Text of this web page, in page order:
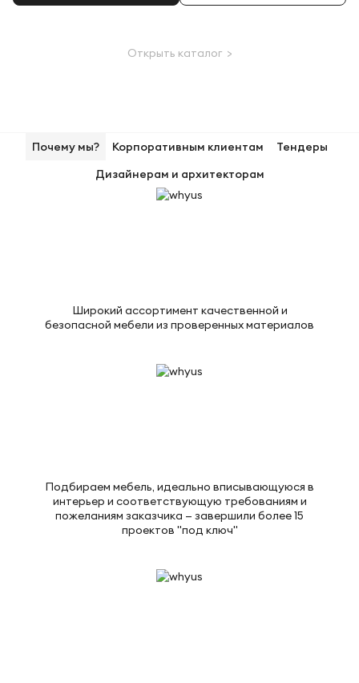
Открыть каталог >
Почему мы? Корпоративным клиентам
Тендеры
Дизайнерам и архитекторам
Широкий ассортимент качественной и
безопасной мебели из проверенных материалов
Подбираем мебель, идеально вписывающуюся в
интерьер и соответствующую требованиям и
пожеланиям заказчика — завершили более 15
проектов "под ключ"